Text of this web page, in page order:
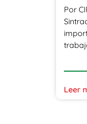
Por
Leer